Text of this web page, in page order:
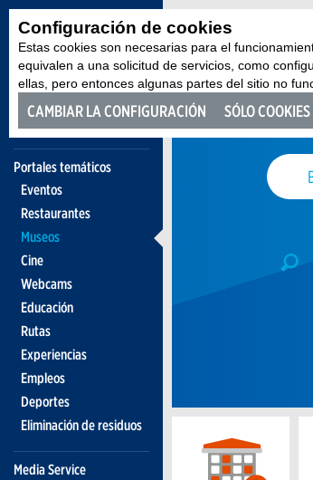
Configuración de cookies
Estas cookies son necesarias para el
equivalen a una solicitud de servicios, como
ellas, pero entonces algunas partes del sitio no
CAMBIAR LA CONFIGURACIÓN SÓLO
Portales temáticos
Eventos
Restaurantes
Museos
Cine
Webcams
Educación
Rutas
Experiencias
Empleos
Deportes
Eliminación de residuos
Media Service